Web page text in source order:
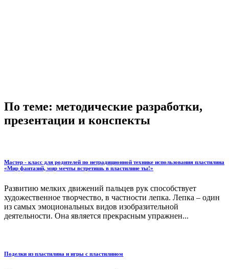
По теме: методические разработки,
презентации и конспекты
Мастер - класс для родителей по нетрадиционной технике использования пластилина
«Мир фантазий, мир мечты встретишь в пластилине ты!»
Развитию мелких движений пальцев рук способствует
художественное творчество, в частности лепка. Лепка – один
из самых эмоциональных видов изобразительной
деятельности. Она является прекрасным упражнен...
Поделки из пластилина и игры с пластилином